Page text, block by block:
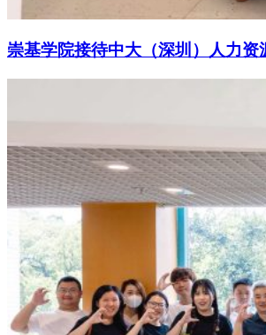
崇基学院接待中大（深圳）人力资